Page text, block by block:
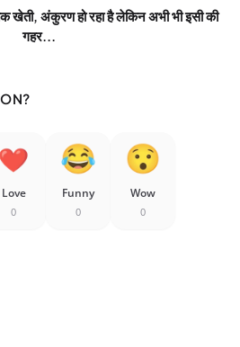
अंकुरण हो रहा है लेकिन अभी भी इसी की
गहर...
Love
0
Funny
0
Wow
0